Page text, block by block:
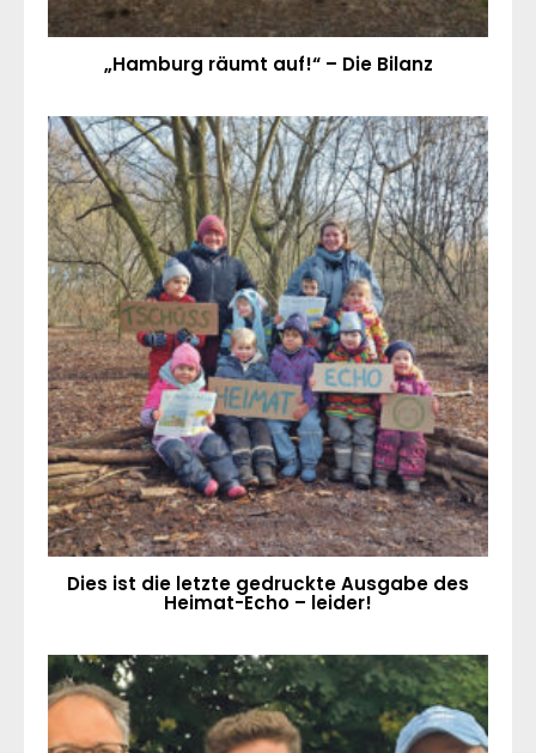
„Hamburg räumt auf!“ – Die Bilanz
Dies ist die letzte gedruckte Ausgabe des
Heimat-Echo – leider!